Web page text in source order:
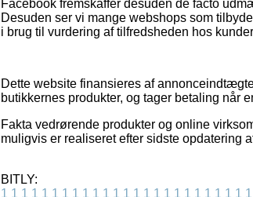
Facebook fremskaffer desuden de facto
Desuden ser vi mange webshops som
i brug til vurdering af tilfredsheden hos
Dette website finansieres af
butikkernes produkter, og tager betaling når
Fakta vedrørende produkter og online
muligvis er realiseret efter sidste opdatering
BITLY:
1 1 1 1 1 1 1 1 1 1 1 1 1 1 1 1 1 1 1 1 1 1 1 1 1